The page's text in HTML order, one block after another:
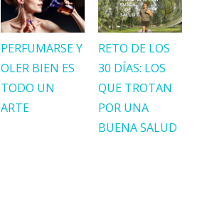
PERFUMARSE Y
OLER BIEN ES
TODO UN
ARTE
RETO DE LOS
30 DÍAS: LOS
QUE TROTAN
POR UNA
BUENA SALUD